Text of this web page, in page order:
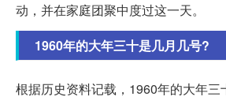
动，并在家庭团聚中度过这一天。
1960年的大年三十是几月几号?
根据历史资料记载，1960年的大年